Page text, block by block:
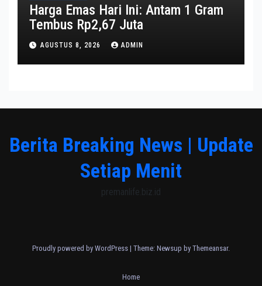
Harga Emas Hari Ini: Antam 1 Gram
Tembus Rp2,67 Juta
AGUSTUS 8, 2026 ADMIN
Berita Breaking News | Update
Setiap Menit
premanlife.biz.id
Proudly powered by WordPress | Theme: Newsup by Themeansar.
Home